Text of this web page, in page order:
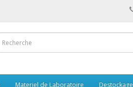
Materiel de Laboratoire Destockage